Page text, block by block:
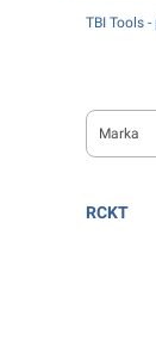
TBI Tools
Marka
RCKT